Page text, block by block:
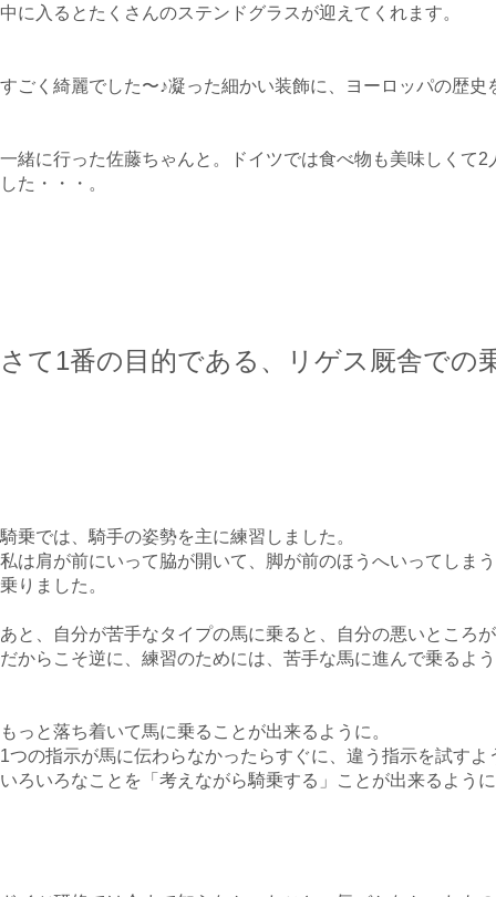
中に入るとたくさんのステンドグラスが迎えてくれます。
すごく綺麗でした〜♪凝った細かい装飾に、ヨーロッパの歴史
一緒に行った佐藤ちゃんと。ドイツでは食べ物も美味しくて
した・・・。
さて1番の目的である、リゲス厩舎での
騎乗では、騎手の姿勢を主に練習しました。
私は肩が前にいって脇が開いて、脚が前のほうへいってしま
乗りました。
あと、自分が苦手なタイプの馬に乗ると、自分の悪いところ
だからこそ逆に、練習のためには、苦手な馬に進んで乗るよ
もっと落ち着いて馬に乗ることが出来るように。
1つの指示が馬に伝わらなかったらすぐに、違う指示を試すよ
いろいろなことを「考えながら騎乗する」ことが出来るよう